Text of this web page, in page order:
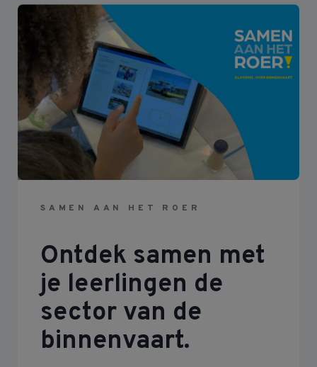
SAMEN AAN HET ROER
Ontdek samen met
je leerlingen de
sector van de
binnenvaart.